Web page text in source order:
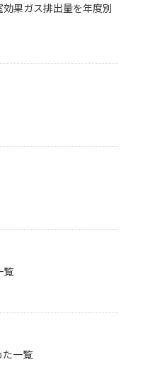
果ガス排出量を年度別
覧
た一覧